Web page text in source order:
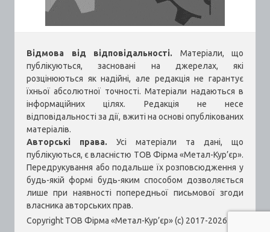
Відмова від відповідальності. Матеріали, що
публікуються, засновані на джерелах, які
розцінюються як надійні, але редакція не гарантує
їхньої абсолютної точності. Матеріали надаються в
інформаційних цілях. Редакція не несе
відповідальності за дії, вжиті на основі опублікованих
матеріалів.
Авторські права. Усі матеріали та дані, що
публікуються, є власністю ТОВ Фірма «Метал-Кур’єр».
Передрукування або подальше їх розповсюдження у
будь-якій формі будь-яким способом дозволяється
лише при наявності попередньої письмової згоди
власника авторських прав.
Copyright ТОВ Фірма «Метал-Кур’єр» (c) 2017-2026